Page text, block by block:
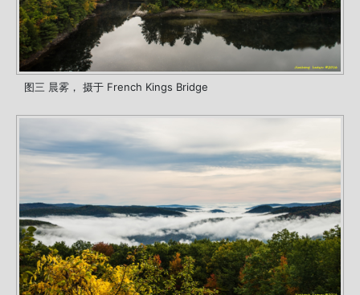
图三 晨雾， 摄于 French Kings Bridge